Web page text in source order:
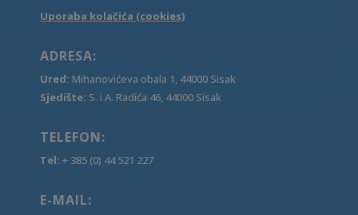
Uporaba kolačića (cookies)
ADRESA:
Ured: Mihanovićeva obala 1, 44000 Sisak
Sjedište: S. i A. Radića 46, 44000 Sisak
TELEFON:
Tel: + 385 (0) 44 521 227
E-MAIL: